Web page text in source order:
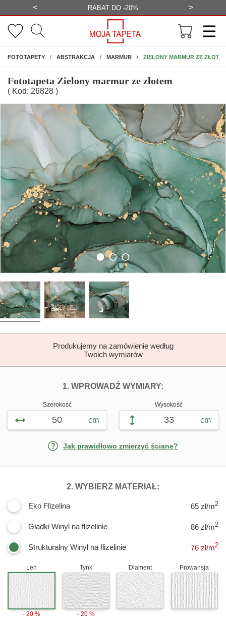
< BEZPŁATNA WIZUALIZACJA >
FOTOTAPETYNA ŚCIANĘ
ABSTRAKCJA MARMUR ZIELONY MARMUR ZE
Fototapeta Zielony marmur ze złotem
( Kod: 26828 )
Produkujemy na zamówienie według
Twoich wymiarów
1. WPROWADŹ WYMIARY:
Szerokość
cm
Wysokość
cm
Jak prawidłowo zmierzyć ścianę?
2. WYBIERZ MATERIAŁ:
Eko Flizelina 65 zł/m2
Gładki Winyl na flizelinie 86 zł/m2
Strukturalny Winyl na flizelinie 76 zł/m2
Len
- 20 %
Tynk
- 20 %
Diament Prowansja